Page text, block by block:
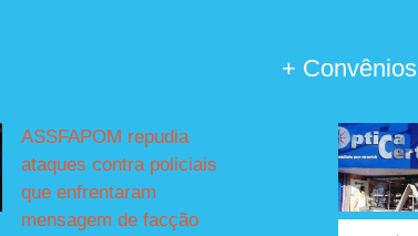
ASSFAPOM repudia
ataques contra policiais
que enfrentaram
mensagem de facção
+ Convênios